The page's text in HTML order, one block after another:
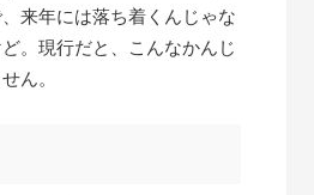
来年には落ち着くんじゃな
。現行だと、こんなかんじ
ん。